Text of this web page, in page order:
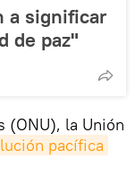
a significar
de paz"
(ONU), la Unión
pacífica